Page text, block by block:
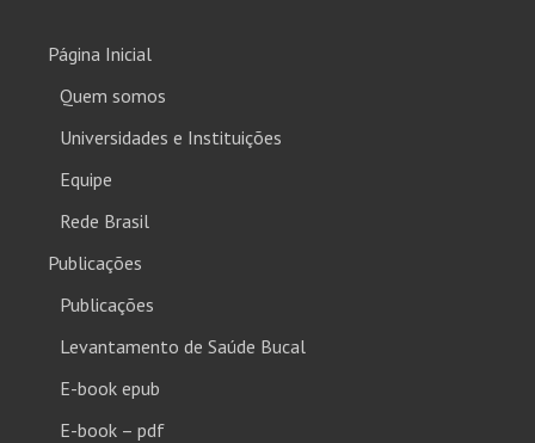
Página Inicial
Quem somos
Universidades e Instituições
Equipe
Rede Brasil
Publicações
Publicações
Levantamento de Saúde Bucal
E-book epub
E-book – pdf